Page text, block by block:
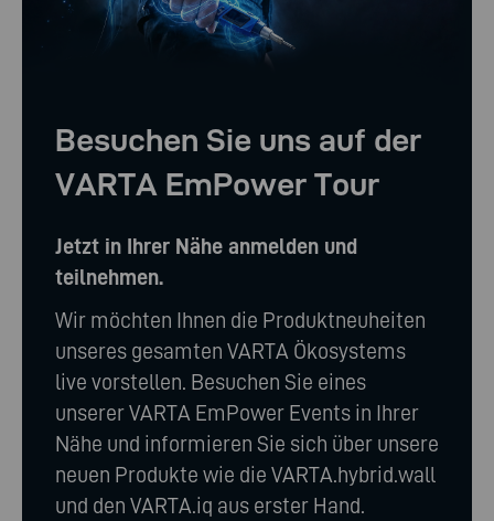
Besuchen Sie uns auf der
VARTA EmPower Tour
Jetzt in Ihrer Nähe anmelden und
teilnehmen.
Wir möchten Ihnen die Produktneuheiten
unseres gesamten VARTA Ökosystems
live vorstellen. Besuchen Sie eines
unserer VARTA EmPower Events in Ihrer
Nähe und informieren Sie sich über unsere
neuen Produkte wie die VARTA.hybrid.wall
und den VARTA.iq aus erster Hand.